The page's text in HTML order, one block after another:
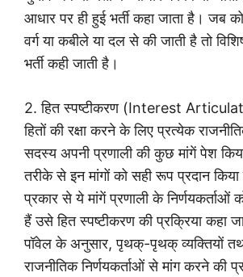
आधार पर ही हुई भर्ती कहा जाता है। जब
वर्ग या कबीले या दल से की जाती है तो
भर्ती कही जाती है।
2. हित स्पष्टीकरण (Interest
हितों की रक्षा करने के लिए प्रत्येक
सदस्य अपनी प्रणाली की कुछ मांगें पेश
तरीके से इन मांगों को सही रूप प्रदान
प्रकार से ये मांगें प्रणाली के निर्णयकर्ताओं
हैं उसे हित स्पष्टीकरण की प्रक्रिया कहा
पॉवेल के अनुसार, पृथक्-पृथक् व्यक्तियों तथा
राजनीतिक निर्णयकर्ताओं से मांग करने की